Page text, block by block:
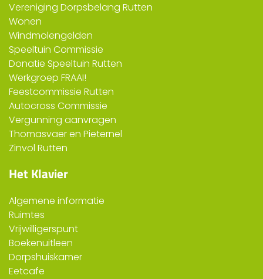
Vereniging Dorpsbelang Rutten
Wonen
Windmolengelden
Speeltuin Commissie
Donatie Speeltuin Rutten
Werkgroep FRAAI!
Feestcommissie Rutten
Autocross Commissie
Vergunning aanvragen
Thomasvaer en Pieternel
Zinvol Rutten
Het Klavier
Algemene informatie
Ruimtes
Vrijwilligerspunt
Boekenuitleen
Dorpshuiskamer
Eetcafe